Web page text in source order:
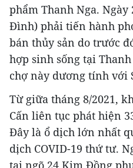
phẩm Thanh Nga. Ngày
Đình) phải tiến hành
bán thủy sản do trước
hợp sinh sống tại
chợ này dương tính với
Từ giữa tháng 8/2021,
Cấn liên tục phát hiện
Đây là ổ dịch lớn nhất
dịch COVID-19 thứ tư.
tại ngõ 24 Kim Đồng